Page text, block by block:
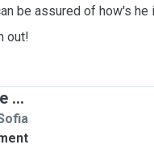
be assured of how's he
out!
...